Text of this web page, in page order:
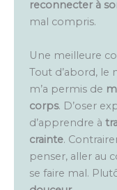
reconnecter à
mal compris.
Une meilleure
Tout d’abord, le
m’a permis de
corps. D’oser
d’apprendre à
crainte.
penser, aller au
se faire mal.